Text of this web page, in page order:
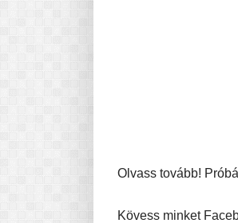
Olvass tovább!
Kövess minket